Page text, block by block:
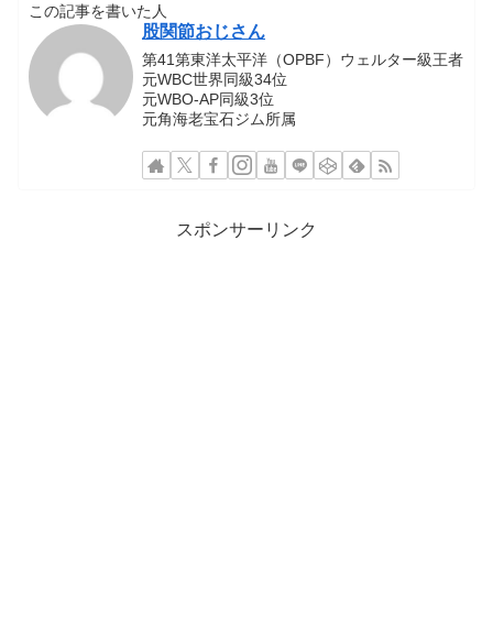
この記事を書いた人
股関節おじさん
第41第東洋太平洋（OPBF）ウェルター級王者
元WBC世界同級34位
元WBO-AP同級3位
元角海老宝石ジム所属
スポンサーリンク